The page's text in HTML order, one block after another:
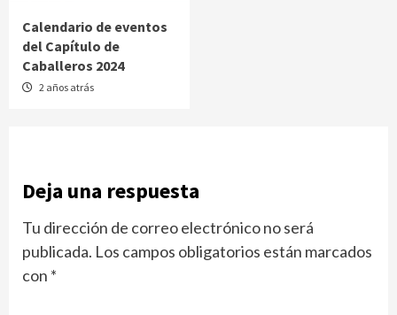
Calendario de eventos
del Capítulo de
Caballeros 2024
2 años atrás
Deja una respuesta
Tu dirección de correo electrónico no será
publicada. Los campos obligatorios están marcados
con *